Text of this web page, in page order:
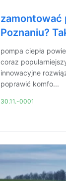
zamontować
Poznaniu?
pompa ciepła
coraz
innowacyjne
poprawić komfo...
30.11.-0001